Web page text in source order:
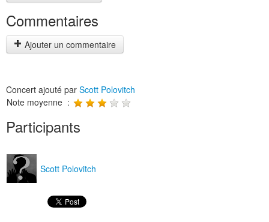
Commentaires
Ajouter un commentaire
Concert ajouté par Scott Polovitch
Note moyenne :
Participants
Scott Polovitch